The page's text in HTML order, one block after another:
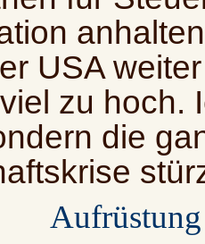
USA
zu hoch.
die